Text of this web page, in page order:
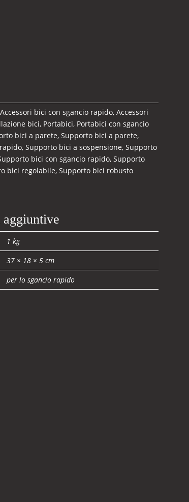
Accessori bici con sgancio rapido, Accessori
bici, Portabici, Portabici con sgancio
bici a parete, Supporto bici a parete,
, Supporto bici a sospensione, Supporto
bici con sgancio rapido, Supporto
bici regolabile, Supporto bici robusto
1 kg
37 × 18 × 5 cm
per lo sgancio rapido